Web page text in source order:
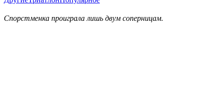
Спорстменка проиграла лишь двум соперницам.